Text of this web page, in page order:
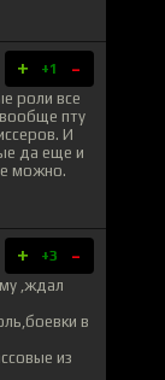
+ +1 -
роли все
пту
И
да еще и
можно.
+ +3 -
,ждал
в
из